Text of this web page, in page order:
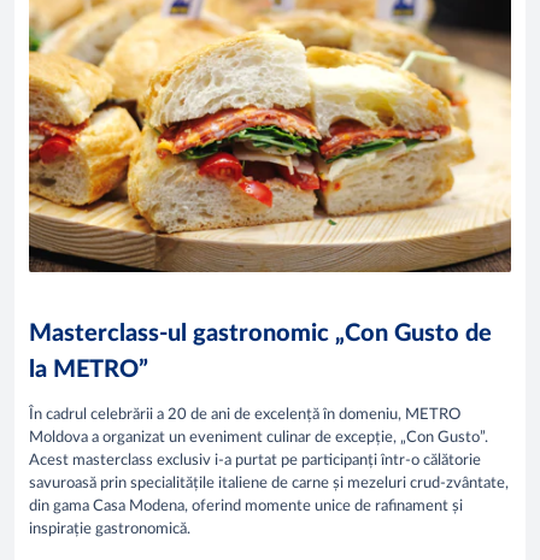
Masterclass-ul gastronomic „Con Gusto de
la METRO”
În cadrul celebrării a 20 de ani de excelență în domeniu, METRO
Moldova a organizat un eveniment culinar de excepție, „Con Gusto”.
Acest masterclass exclusiv i-a purtat pe participanți într-o călătorie
savuroasă prin specialitățile italiene de carne și mezeluri crud-zvântate,
din gama Casa Modena, oferind momente unice de rafinament și
inspirație gastronomică.